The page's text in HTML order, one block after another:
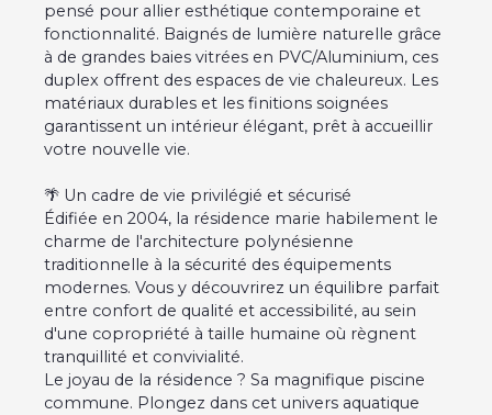
pensé pour allier esthétique contemporaine et
fonctionnalité. Baignés de lumière naturelle grâce
à de grandes baies vitrées en PVC/Aluminium, ces
duplex offrent des espaces de vie chaleureux. Les
matériaux durables et les finitions soignées
garantissent un intérieur élégant, prêt à accueillir
votre nouvelle vie.
🌴 Un cadre de vie privilégié et sécurisé
Édifiée en 2004, la résidence marie habilement le
charme de l'architecture polynésienne
traditionnelle à la sécurité des équipements
modernes. Vous y découvrirez un équilibre parfait
entre confort de qualité et accessibilité, au sein
d'une copropriété à taille humaine où règnent
tranquillité et convivialité.
Le joyau de la résidence ? Sa magnifique piscine
commune. Plongez dans cet univers aquatique